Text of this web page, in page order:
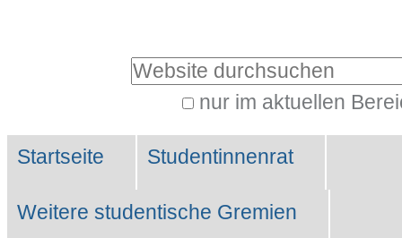
Website durchsuchen
nur im aktuellen
Suche…
Sektionen
Startseite Studentinnenrat
Weitere studentische Gremien